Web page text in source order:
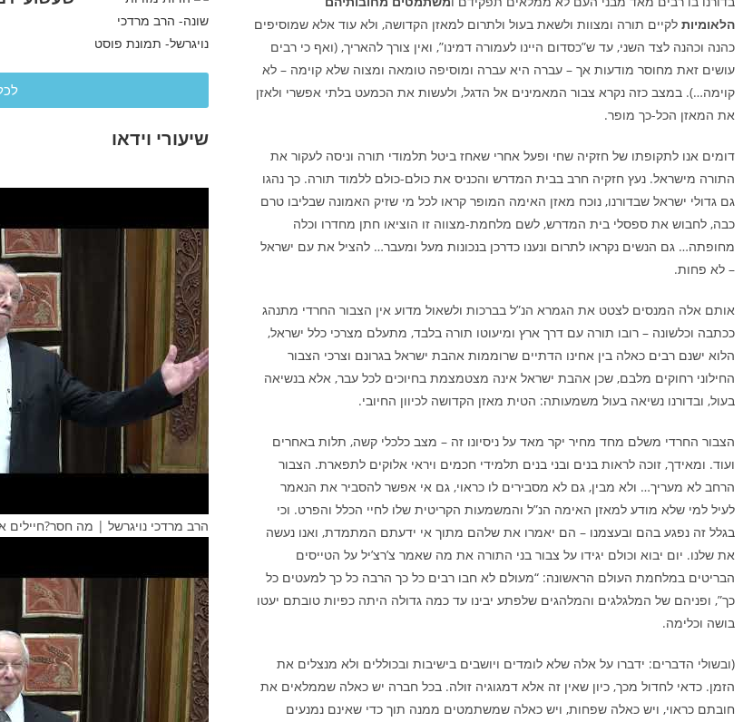
הלאומיות לקיים תורה ומצוות ולשאת בעול ולתרום למאזן הקדושה, ולא עוד אלא שמוסיפים
כהנה וכהנה לצד השני, עד ש”כסדום היינו לעמורה דמינו”, ואין צורך להאריך, (ואף כי רבים
עושים זאת מחוסר מודעות אך – עברה היא עברה ומוסיפה טומאה ומצוה שלא קוימה – לא
קוימה…). במצב כזה נקרא צבור המאמינים אל הדגל, ולעשות את הכמעט בלתי אפשרי ולאזן
את המאזן הכל-כך מופר.
דומים אנו לתקופתו של חזקיה שחי ופעל אחרי שאחז ביטל תלמודי תורה וניסה לעקור את
התורה מישראל. נעץ חזקיה חרב בבית המדרש והכניס את כולם-כולם ללמוד תורה. כך נהגו
גם גדולי ישראל שבדורנו, נוכח מאזן האימה המופר קראו לכל מי שזיק האמונה שבליבו טרם
כבה, לחבוש את ספסלי בית המדרש, לשם מלחמת-מצווה זו הוציאו חתן מחדרו וכלה
מחופתה… גם הנשים נקראו לתרום ונענו כדרכן בנכונות מעל ומעבר… להציל את עם ישראל
– לא פחות.
אותם אלה המנסים לצטט את הגמרא הנ”ל בברכות ולשאול מדוע אין הצבור החרדי מתנהג
ככתבה וכלשונה – רובו תורה עם דרך ארץ ומיעוטו תורה בלבד, מתעלם מצרכי כלל ישראל,
הלוא ישנם רבים כאלה בין אחינו הדתיים שרוממות אהבת ישראל בגרונם וצרכי הצבור
החילוני רחוקים מלבם, שכן אהבת ישראל אינה מצטמצמת בחיוכים לכל עבר, אלא בנשיאה
בעול, ובדורנו נשיאה בעול משמעותה: הטית מאזן הקדושה לכיוון החיובי.
הצבור החרדי משלם מחד מחיר יקר מאד על ניסיונו זה – מצב כלכלי קשה, תלות באחרים
ועוד. ומאידך, זוכה לראות בנים ובני בנים תלמידי חכמים ויראי אלוקים לתפארת. הצבור
הרחב לא מעריך… ולא מבין, גם לא מסבירים לו כראוי, גם אי אפשר להסביר את הנאמר
לעיל למי שלא מודע למאזן האימה הנ”ל והמשמעות הקריטית שלו לחיי הכלל והפרט. וכי
בגלל זה נפגע בהם ובעצמנו – הם יאמרו את שלהם מתוך אי ידעתם המתמדת, ואנו נעשה
את שלנו. יום יבוא וכולם יגידו על צבור בני התורה את מה שאמר צ’רצ’יל על הטייסים
הבריטים במלחמת העולם הראשונה: “מעולם לא חבו רבים כל כך הרבה כל כך למעטים כל
כך”, ופניהם של המלגלגים והמלהגים שלפתע יבינו עד כמה גדולה היתה כפיות טובתם יעטו
בושה וכלימה.
(ובשולי הדברים: ידברו על אלה שלא לומדים ויושבים בישיבות ובכוללים ולא מנצלים את
הזמן. כדאי לחדול מכך, כיון שאין זה אלא דמגוגיה זולה. בכל חברה יש כאלה שממלאים את
חובתם כראוי, ויש כאלה שפחות, ויש כאלה שמשתמטים ממנה תוך כדי שאינם נמנעים
שיעורי וידאו
הרב מרדכי נויגרשל | מה חסר?חיילים